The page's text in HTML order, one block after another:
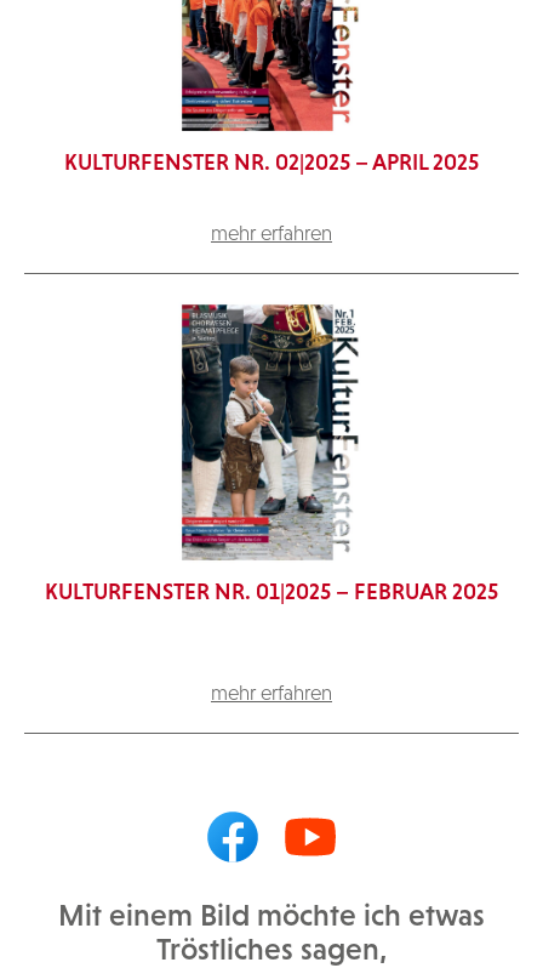
KULTURFENSTER NR. 02|2025 – APRIL 2025
mehr erfahren
KULTURFENSTER NR. 01|2025 – FEBRUAR 2025
mehr erfahren
Mit einem Bild möchte ich etwas
Tröstliches sagen,